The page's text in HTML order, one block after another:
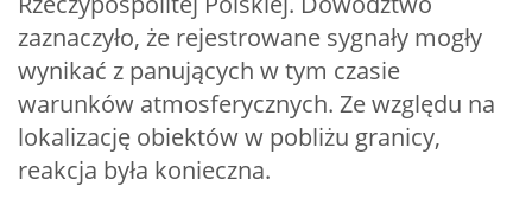
zaznaczyło, że rejestrowane sygnały mogły
wynikać z panujących w tym czasie
warunków atmosferycznych. Ze względu na
lokalizację obiektów w pobliżu granicy,
reakcja była konieczna.